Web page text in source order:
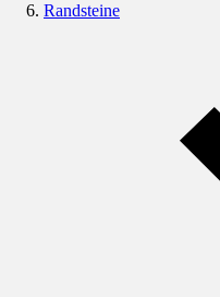
Randsteine